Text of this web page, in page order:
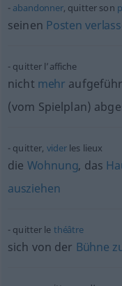
abandonner, quitter son
seinen Posten
quitter l’affiche
nicht mehr
(vom Spielplan)
quitter, viderles lieux
die Wohnung, das
ausziehen
quitter le théâtre
sich von der Bühne